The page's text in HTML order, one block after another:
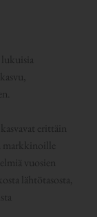
erittäin
markkinoille
vuosien
lähtötasosta,